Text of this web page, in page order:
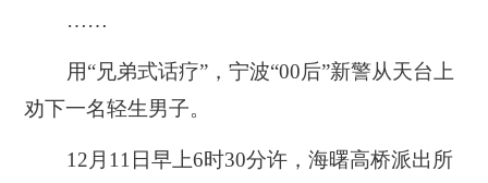
……
用“兄弟式话疗”，宁波“00后”新警从天台上
劝下一名轻生男子。
12月11日早上6时30分许，海曙高桥派出所